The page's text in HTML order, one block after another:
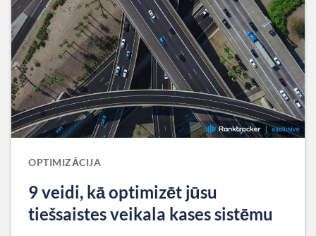
OPTIMIZĀCIJA
9 veidi, kā optimizēt jūsu
tiešsaistes veikala kases sistēmu